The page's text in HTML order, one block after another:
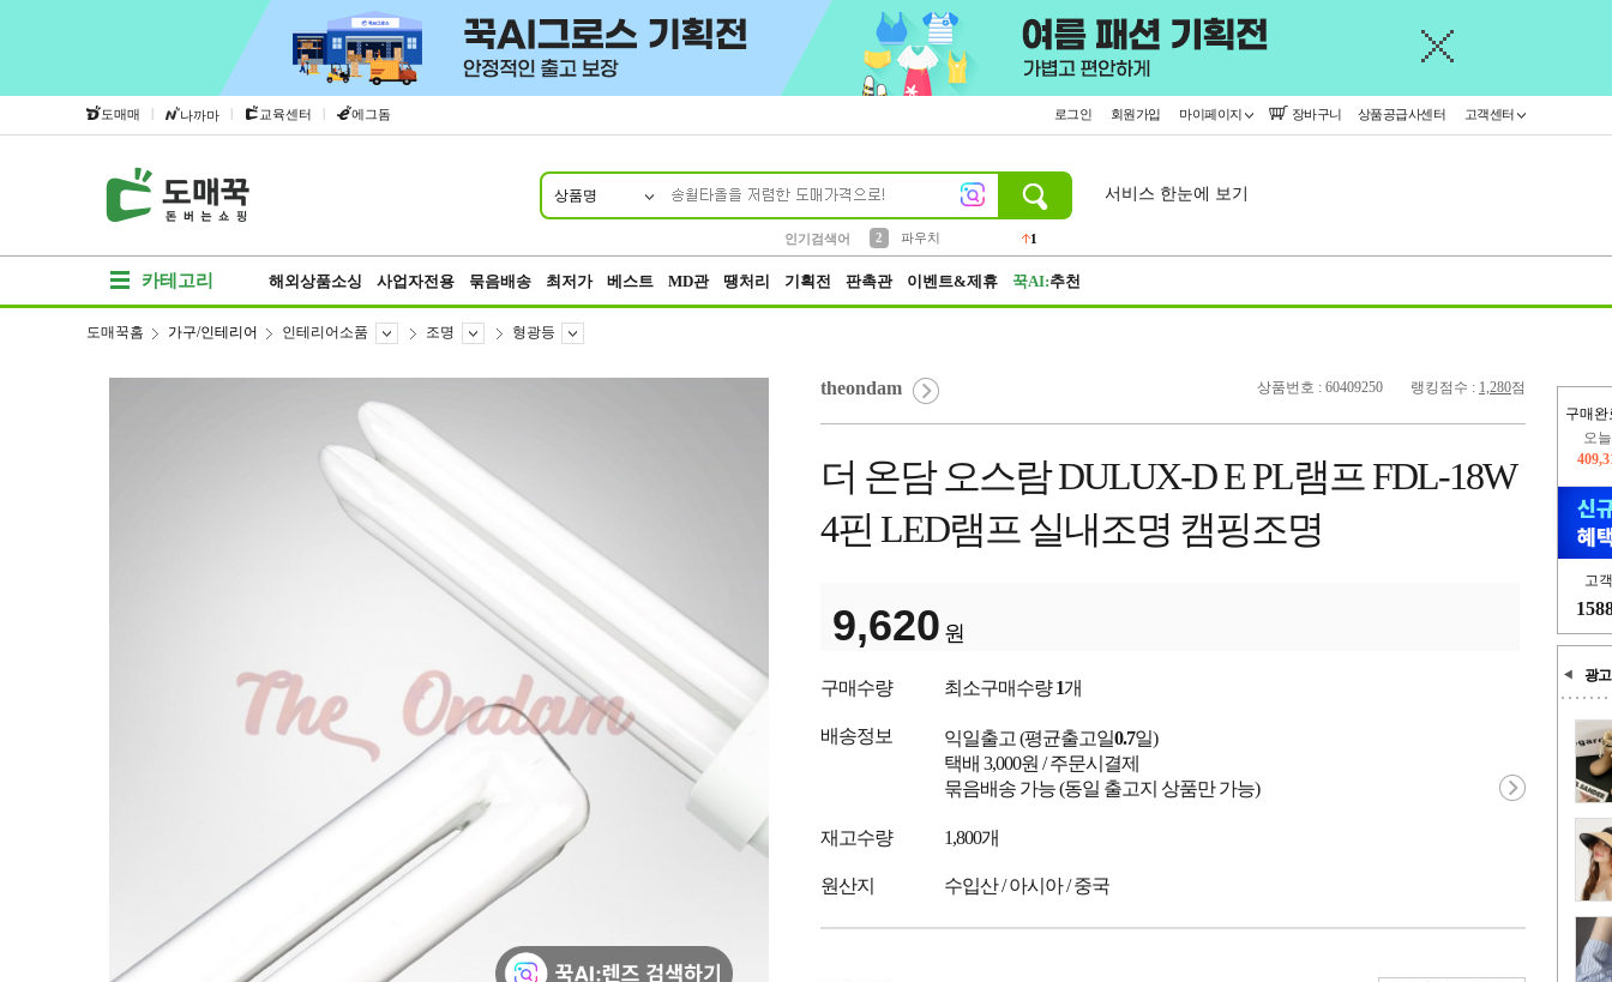
도매매 | 나까마 | 교육센터 | 에그돔 로그인 회원가입 마이페이지 장바구니 상품공급사센터 고객센터
상품명
인기검색어
2
파우치
1
서비스 한눈에 보기
카테고리 해외상품소싱 사업자전용 묶음배송 최저가 베스트 MD관 땡처리 기획전 판촉관 이벤트&제휴 꾹AI:추천
구매완
오
고
광고
도매꾹홈 가구/인테리어 인테리어소품 조명 형광등
상품번호 : 60409250 랭킹점수 : 1,280점
theondam
더 온담 오스람 DULUX-D E PL램프 FDL-18W
4핀 LED램프 실내조명 캠핑조명
9,620 원
구매수량 최소구매수량1개
배송정보 익일출고 (평균출고일0.7일)
택배 3,000원 / 주문시결제
묶음배송 가능 (동일 출고지 상품만 가능)
재고수량 1,800개
원산지 수입산 / 아시아 / 중국